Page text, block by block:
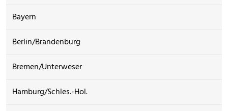
Bayern
Berlin/Brandenburg
Bremen/Unterweser
Hamburg/Schles.-Hol.